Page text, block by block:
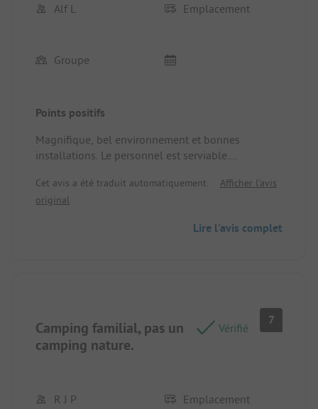
Alf L Emplacement
Groupe
Points positifs
Magnifique, bel environnement et bonnes
installations. Le personnel est serviable.
camping, bonne surface.
Cet avis a été traduit automatiquement.
Afficher l'avis
original
Lire l'avis complet
Camping familial, pas un
camping nature.
Vérifié
7
R J P Emplacement